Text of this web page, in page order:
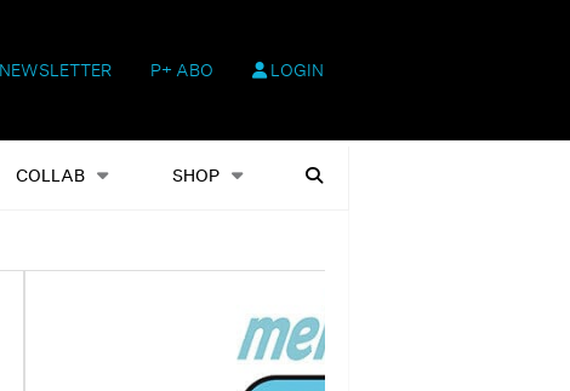
NEWSLETTER P+ ABO LOGIN
COLLAB SHOP
Shop Heftausgaben Suchen